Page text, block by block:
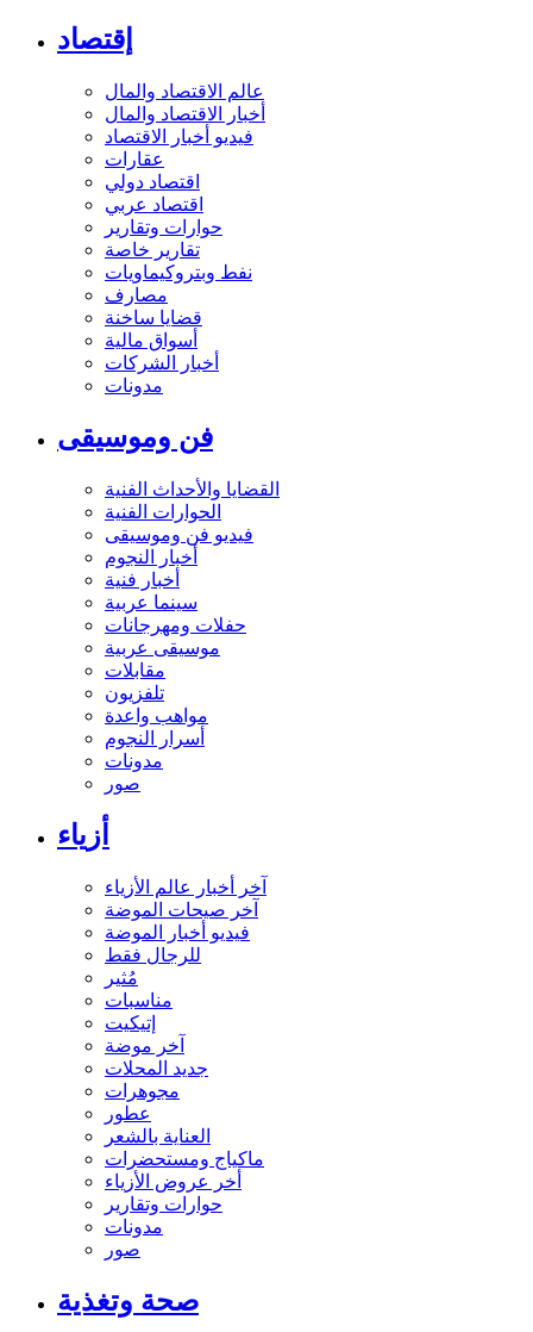
إقتصاد
عالم الاقتصاد والمال
أخبار الاقتصاد والمال
فيديو أخبار الاقتصاد
عقارات
اقتصاد دولي
اقتصاد عربي
حوارات وتقارير
تقارير خاصة
نفط وبتروكيماويات
مصارف
قضايا ساخنة
أسواق مالية
أخبار الشركات
مدونات
فن وموسيقى
القضايا والأحداث الفنية
الحوارات الفنية
فيديو فن وموسيقى
أخبار النجوم
أخبار فنية
سينما عربية
حفلات ومهرجانات
موسيقى عربية
مقابلات
تلفزيون
مواهب واعدة
أسرار النجوم
مدونات
صور
أزياء
آخر أخبار عالم الأزياء
آخر صيحات الموضة
فيديو أخبار الموضة
للرجال فقط
مُثير
مناسبات
إتيكيت
آخر موضة
جديد المحلات
مجوهرات
عطور
العناية بالشعر
ماكياج ومستحضرات
أخر عروض الأزياء
حوارات وتقارير
مدونات
صور
صحة وتغذية